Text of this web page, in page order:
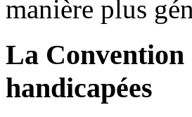
manière plus
La Convention
handicapées